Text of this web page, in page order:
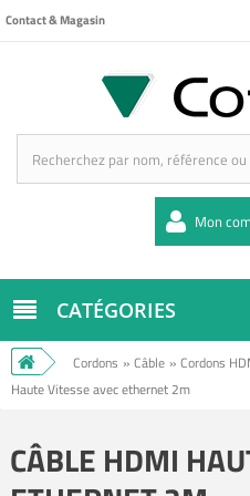
Contact & Magasin
Mon
CATÉGORIES
Cordons » Câble » Cordons
Haute Vitesse avec ethernet 2m
CÂBLE HDMI